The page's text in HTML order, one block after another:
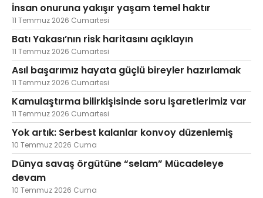
İnsan onuruna yakışır yaşam temel haktır
11 Temmuz 2026 Cumartesi
Batı Yakası’nın risk haritasını açıklayın
11 Temmuz 2026 Cumartesi
Asıl başarımız hayata güçlü bireyler hazırlamak
11 Temmuz 2026 Cumartesi
Kamulaştırma bilirkişisinde soru işaretlerimiz var
11 Temmuz 2026 Cumartesi
Yok artık: Serbest kalanlar konvoy düzenlemiş
10 Temmuz 2026 Cuma
Dünya savaş örgütüne “selam” Mücadeleye
devam
10 Temmuz 2026 Cuma